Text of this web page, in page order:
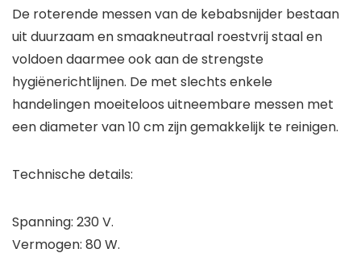
De roterende messen van de kebabsnijder bestaan
uit duurzaam en smaakneutraal roestvrij staal en
voldoen daarmee ook aan de strengste
hygiënerichtlijnen. De met slechts enkele
handelingen moeiteloos uitneembare messen met
een diameter van 10 cm zijn gemakkelijk te reinigen.
Technische details:
Spanning: 230 V.
Vermogen: 80 W.